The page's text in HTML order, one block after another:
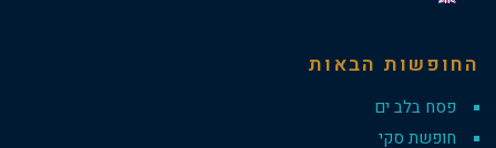
החופשות הבאות
פסח בלב ים
חופשת סקי